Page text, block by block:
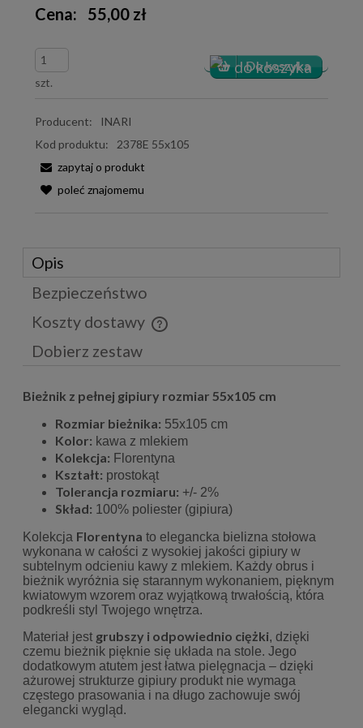
Cena: 55,00 zł
szt.
Producent:
INARI
Kod produktu:
2378E 55x105
zapytaj o produkt
poleć znajomemu
Opis
Bezpieczeństwo
Koszty dostawy
Cena nie zawiera ewentualnych kosztów płatności
Dobierz zestaw
Bieżnik z pełnej gipiury rozmiar 55x105 cm
Rozmiar bieżnika: 55x105 cm
Kolor: kawa z mlekiem
Kolekcja: Florentyna
Kształt: prostokąt
Tolerancja rozmiaru: +/- 2%
Skład: 100% poliester (gipiura)
Kolekcja Florentyna to elegancka bielizna stołowa
wykonana w całości z wysokiej jakości gipiury w
subtelnym odcieniu kawy z mlekiem. Każdy obrus i
bieżnik wyróżnia się starannym wykonaniem, pięknym
kwiatowym wzorem oraz wyjątkową trwałością, która
podkreśli styl Twojego wnętrza.
Materiał jest grubszy i odpowiednio ciężki, dzięki
czemu bieżnik pięknie się układa na stole. Jego
dodatkowym atutem jest łatwa pielęgnacja – dzięki
ażurowej strukturze gipiury produkt nie wymaga
częstego prasowania i na długo zachowuje swój
elegancki wygląd.